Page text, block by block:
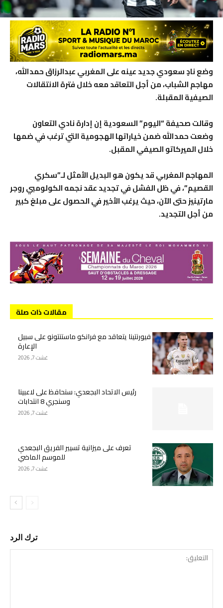
وضع نادٍ سعودي جديد عينه على المغربي عبدالرزاق حمدالله،
مهاجم الشباب، من أجل التعاقد معه خلال فترة الانتقالات
الصيفية المقبلة.
وقالت صحيفة “اليوم” السعودية إن إدارة نادي التعاون
وضعت حمدالله ضمن خياراتها الهجومية التي ترغب في ضمها
خلال الميركاتو الصيفي المقبل.
المهاجم المغربي قد يكون هو البديل الأمثل لـ”سكري
القصيم”، في ظل الفشل في تجديد عقد نجمه الكولومبي روجر
مارتينيز حتى الآن، حيث يرغب الأخير في الحصول على مبلغ كبير
من أجل التجديد.
مقالات ذات صلة
فيورنتينا يتعاقد مع فرانكو ماستنتونو على سبيل
الإعارة
غشت 7, 2026
رئيس الاتحاد البجعدي: سنحافظ على لاعبينا
وسنجري 8 انتدابات
غشت 7, 2026
تعرف على ميزانية تسيير الفريق البجعدي
للموسم الماضي
غشت 7, 2026
ترك الرد